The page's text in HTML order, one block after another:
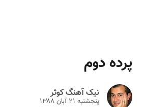
پرده دوم
نیک آهنگ کوثر
پنجشنبه ۲۱ آبان ۱۳۸۸